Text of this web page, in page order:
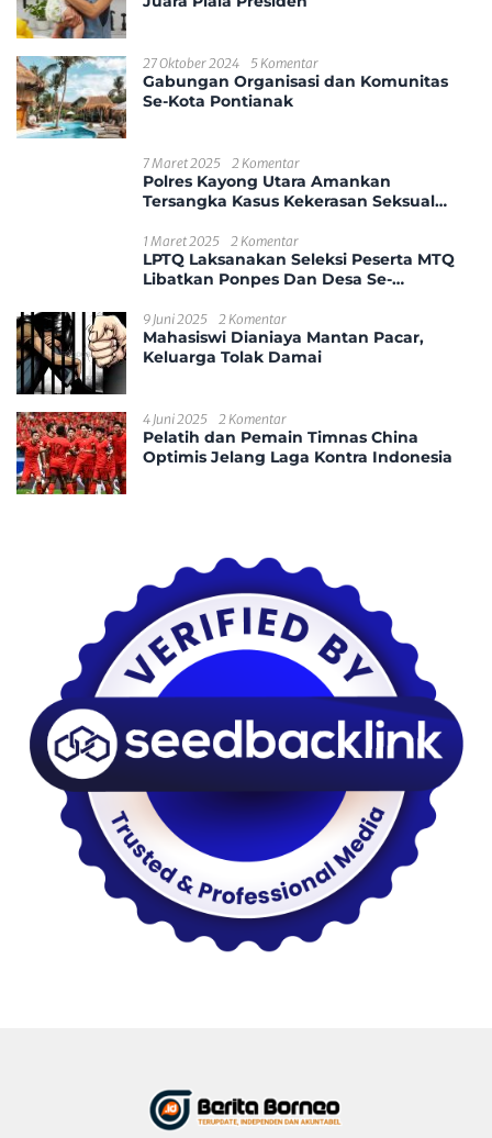
27 Oktober 2024 5 Komentar
Gabungan Organisasi dan Komunitas
Se-Kota Pontianak
7 Maret 2025 2 Komentar
Polres Kayong Utara Amankan
Tersangka Kasus Kekerasan Seksual
1 Maret 2025 2 Komentar
LPTQ Laksanakan Seleksi Peserta MTQ
Libatkan Ponpes Dan Desa Se-
9 Juni 2025 2 Komentar
Mahasiswi Dianiaya Mantan Pacar,
Keluarga Tolak Damai
4 Juni 2025 2 Komentar
Pelatih dan Pemain Timnas China
Optimis Jelang Laga Kontra Indonesia